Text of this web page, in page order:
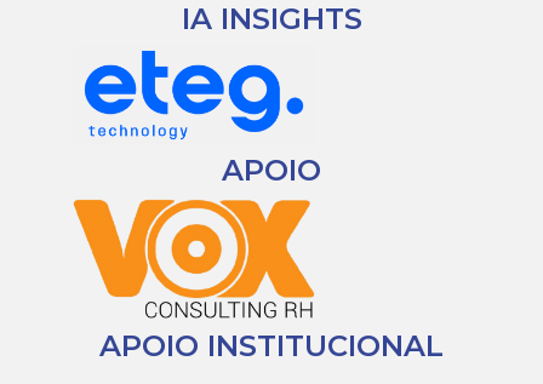
IA INSIGHTS
APOIO
APOIO INSTITUCIONAL